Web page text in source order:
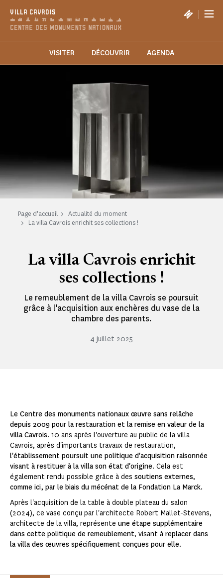
VILLA CAVROIS |
VISITER DÉCOUVRIR AGENDA
Page d'accueil
Actualité du moment
La villa Cavrois enrichit ses collections !
La villa Cavrois enrichit
ses collections !
Le remeublement de la villa Cavrois se poursuit
grâce à l'acquisition aux enchères du vase de la
chambre des parents.
4 juillet 2025
Le Centre des monuments nationaux œuvre sans relâche
depuis 2009 pour la restauration et la remise en valeur de la
villa Cavrois. 10 ans après l'ouverture au public de la villa
Cavrois, après d'importants travaux de restauration,
l'établissement poursuit une politique d'acquisition raisonnée
visant à restituer à la villa son état d'origine. Cela est
également rendu possible grâce à des soutiens externes,
comme ici, par le biais du mécénat de la Fondation La Marck.
Après l'acquisition de la table à double plateau du salon
(2024), ce vase conçu par l'architecte Robert Mallet-Stevens,
architecte de la villa, représente une étape supplémentaire
dans cette politique de remeublement, visant à replacer dans
la villa des œuvres spécifiquement conçues pour elle.